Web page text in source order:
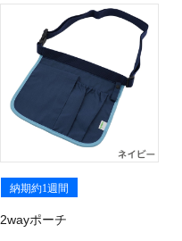
納期約1週間
2wayポーチ